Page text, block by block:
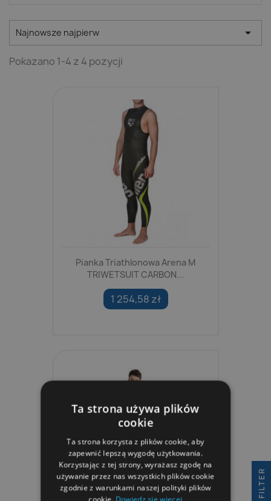
Najnowsze najpierw 
Pokazano 1-4 z 4 pozycji
Pianka Triathlonowa Arena M
TRIWETSUIT CARBON...
1 254,58 zł
R
Ta strona używa plików
cookie
Ta strona korzysta z plików cookie, aby
zapewnić lepszą wygodę użytkowania.
Korzystając z tej strony, wyrażasz zgodę na
używanie przez nas wszystkich plików cookie
zgodnie z warunkami naszej polityki plików